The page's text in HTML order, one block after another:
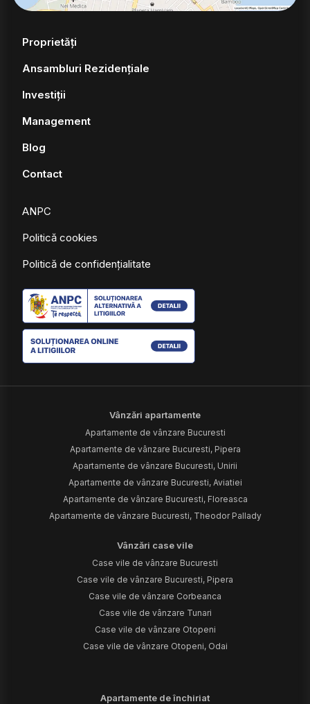
Proprietăți
Ansambluri Rezidențiale
Investiții
Management
Blog
Contact
ANPC
Politică cookies
Politică de confidențialitate
Vânzări apartamente
Apartamente de vânzare Bucuresti
Apartamente de vânzare Bucuresti, Pipera
Apartamente de vânzare Bucuresti, Unirii
Apartamente de vânzare Bucuresti, Aviatiei
Apartamente de vânzare Bucuresti, Floreasca
Apartamente de vânzare Bucuresti, Theodor Pallady
Vânzări case vile
Case vile de vânzare Bucuresti
Case vile de vânzare Bucuresti, Pipera
Case vile de vânzare Corbeanca
Case vile de vânzare Tunari
Case vile de vânzare Otopeni
Case vile de vânzare Otopeni, Odai
Apartamente de închiriat